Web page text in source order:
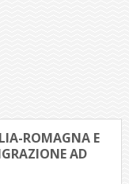
ROMAGNA E
AD